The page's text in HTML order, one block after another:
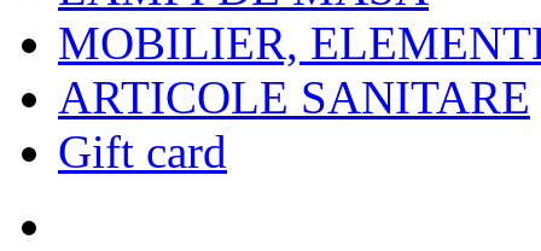
MOBILIER,
ARTICOLE SANITARE
Gift card